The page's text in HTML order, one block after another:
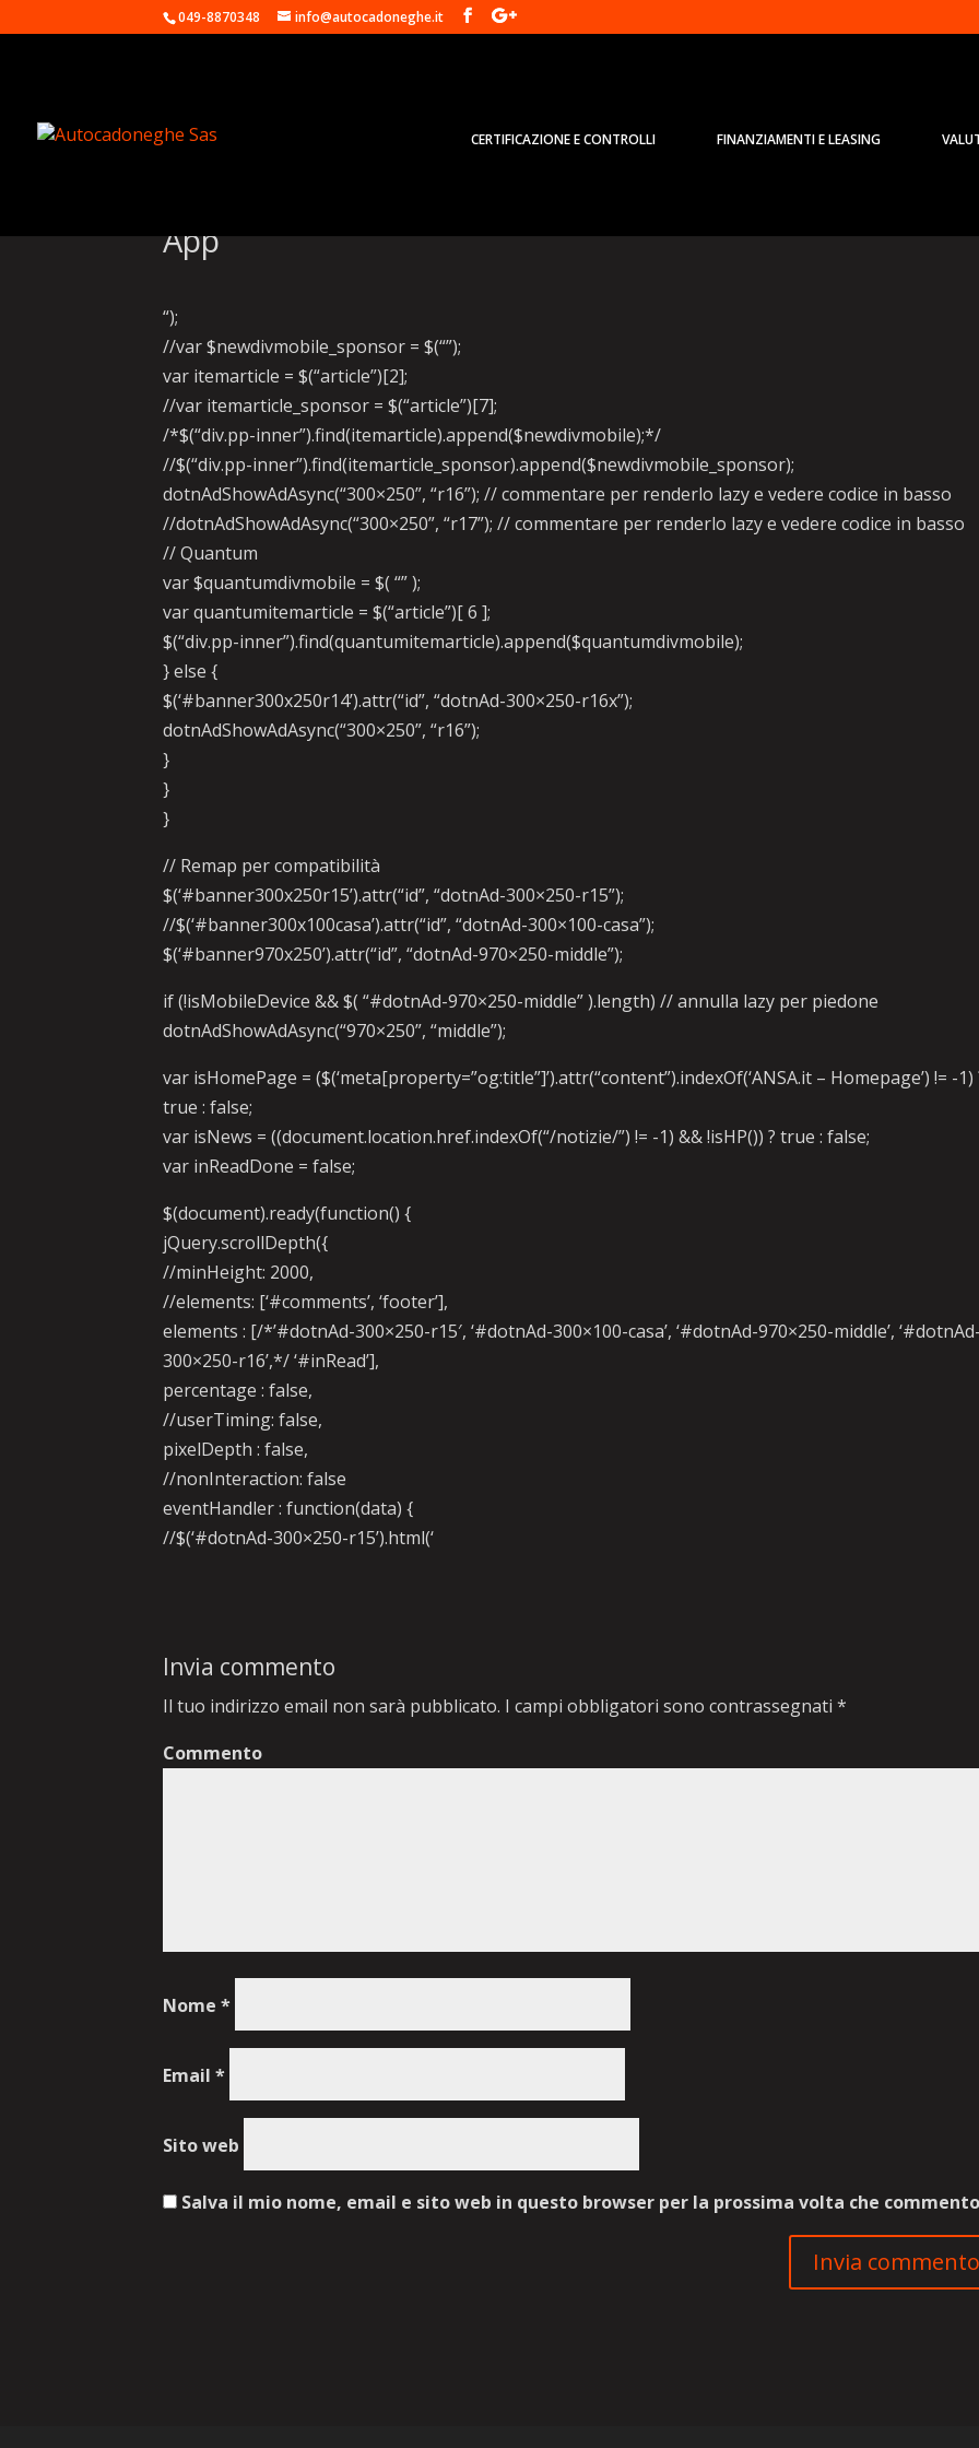
049-8870348 info@autocadoneghe.it
CERTIFICAZIONE E CONTROLLI FINANZIAMENTI E LEASING
App
“);
//var $newdivmobile_sponsor = $(“”);
var itemarticle = $(“article”)[2];
//var itemarticle_sponsor = $(“article”)[7];
/*$(“div.pp-inner”).find(itemarticle).append($newdivmobile);*/
//$(“div.pp-inner”).find(itemarticle_sponsor).append($newdivmobile_sponsor);
dotnAdShowAdAsync(“300×250”, “r16”); // commentare per renderlo lazy e vedere codice in basso
//dotnAdShowAdAsync(“300×250”, “r17”); // commentare per renderlo lazy e vedere codice in basso
// Quantum
var $quantumdivmobile = $( “” );
var quantumitemarticle = $(“article”)[ 6 ];
$(“div.pp-inner”).find(quantumitemarticle).append($quantumdivmobile);
} else {
$(‘#banner300x250r14’).attr(“id”, “dotnAd-300×250-r16x”);
dotnAdShowAdAsync(“300×250”, “r16”);
}
}
}
// Remap per compatibilità
$(‘#banner300x250r15’).attr(“id”, “dotnAd-300×250-r15”);
//$(‘#banner300x100casa’).attr(“id”, “dotnAd-300×100-casa”);
$(‘#banner970x250’).attr(“id”, “dotnAd-970×250-middle”);
if (!isMobileDevice && $( “#dotnAd-970×250-middle” ).length) // annulla lazy per piedone
dotnAdShowAdAsync(“970×250”, “middle”);
var isHomePage = ($(‘meta[property=”og:title”]’).attr(“content”).indexOf(‘ANSA.it – Homepage’) != -1)
true : false;
var isNews = ((document.location.href.indexOf(“/notizie/”) != -1) && !isHP()) ? true : false;
var inReadDone = false;
$(document).ready(function() {
jQuery.scrollDepth({
//minHeight: 2000,
//elements: [‘#comments’, ‘footer’],
elements : [/*’#dotnAd-300×250-r15′, ‘#dotnAd-300×100-casa’, ‘#dotnAd-970×250-middle’,
300×250-r16’,*/ ‘#inRead’],
percentage : false,
//userTiming: false,
pixelDepth : false,
//nonInteraction: false
eventHandler : function(data) {
//$(‘#dotnAd-300×250-r15’).html(‘
Invia commento
Il tuo indirizzo email non sarà pubblicato. I campi obbligatori sono contrassegnati*
Commento
Nome*
Email*
Sito web
Salva il mio nome, email e sito web in questo browser per la prossima volta che